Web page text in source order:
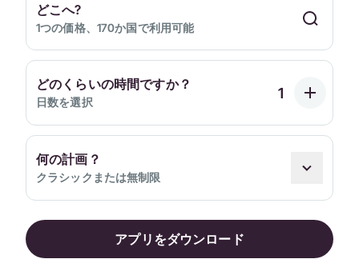
どこへ?
1つの価格、170か国で利用可能
どのくらいの時間ですか？
日数を選択
何の計画？
クラシックまたは無制限
アプリをダウンロード